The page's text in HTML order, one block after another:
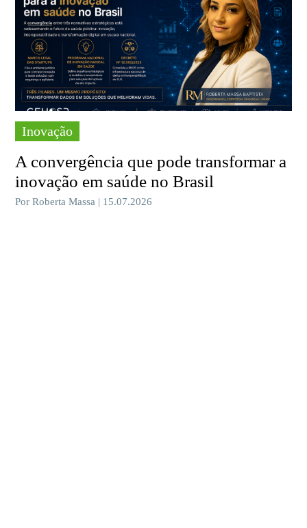
Inovação
A convergência que pode transformar a
inovação em saúde no Brasil
Por Roberta Massa | 15.07.2026